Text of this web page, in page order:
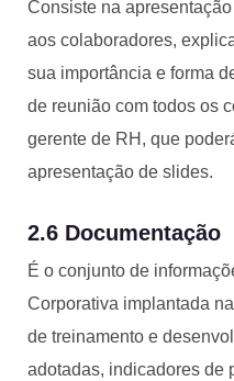
Consiste na
aos colaboradores,
sua importância e forma
de reunião com todos os
gerente de RH, que
apresentação de slides.
2.6 Documentação
É o conjunto de
Corporativa implantada
de treinamento e
adotadas, indicadores de